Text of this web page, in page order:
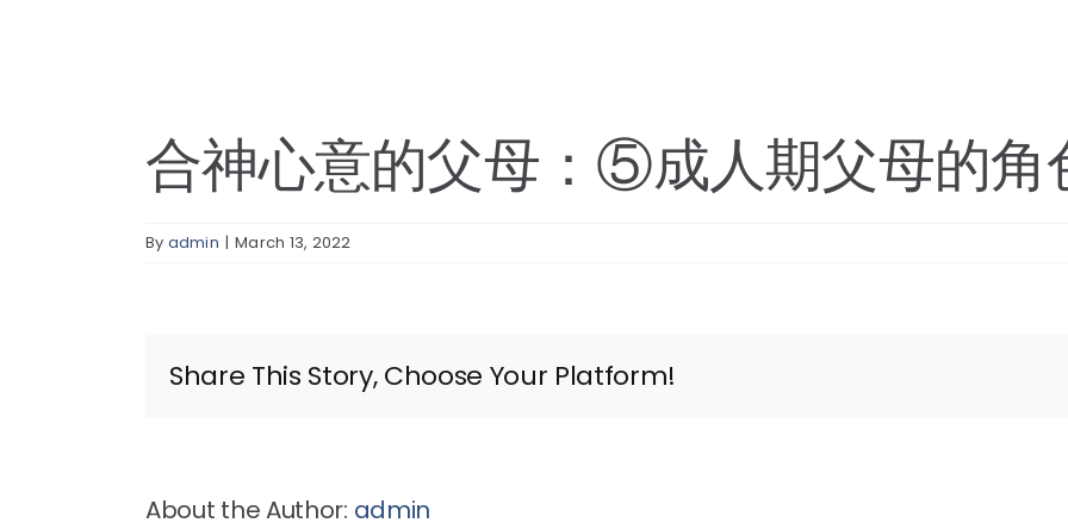
合神心意的父母：⑤成人期父母的角
By admin | March 13, 2022
Share This Story, Choose Your Platform!
About the Author: admin